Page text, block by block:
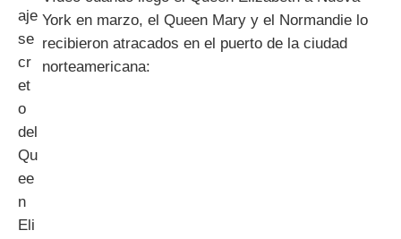
York en marzo, el Queen Mary y el Normandie lo
recibieron atracados en el puerto de la ciudad
norteamericana: